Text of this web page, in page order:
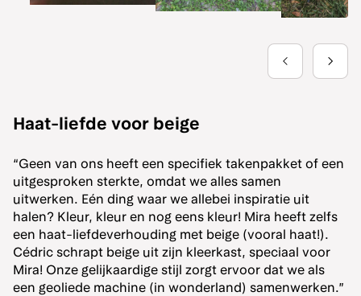
Haat-liefde voor beige
“Geen van ons heeft een specifiek takenpakket of een
uitgesproken sterkte, omdat we alles samen
uitwerken. Eén ding waar we allebei inspiratie uit
halen? Kleur, kleur en nog eens kleur! Mira heeft zelfs
een haat-liefdeverhouding met beige (vooral haat!).
Cédric schrapt beige uit zijn kleerkast, speciaal voor
Mira! Onze gelijkaardige stijl zorgt ervoor dat we als
een geoliede machine (in wonderland) samenwerken.”